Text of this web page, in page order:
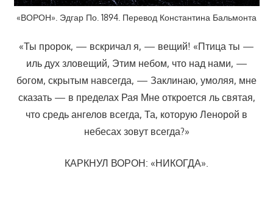
«ВОРОН». Эдгар По. 1894. Перевод Константина Бальмонта
«Ты пророк, — вскричал я, — вещий! «Птица ты —
иль дух зловещий, Этим небом, что над нами, —
богом, скрытым навсегда, — Заклинаю, умоляя, мне
сказать — в пределах Рая Мне откроется ль святая,
что средь ангелов всегда, Та, которую Ленорой в
небесах зовут всегда?»
КАРКНУЛ ВОРОН: «НИКОГДА».